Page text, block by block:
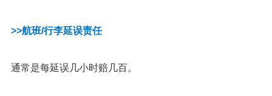
>>航班/行李延误责任
通常是每延误几小时赔几百。